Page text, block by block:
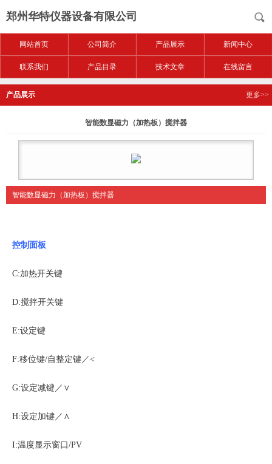
郑州华特仪器设备有限公司
网站首页 公司简介 产品展示 新闻中心
联系我们 产品目录 技术文章 在线留言
产品展示 更多>>
智能数显磁力（加热板）搅拌器
智能数显磁力（加热板）搅拌器
控制面板
C:加热开关键
D:搅拌开关键
E:设定键
F:移位键/自整定键／<
G:设定减键／∨
H:设定加键／∧
I:温度显示窗口/PV